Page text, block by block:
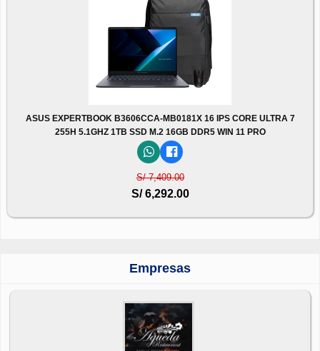
ASUS EXPERTBOOK B3606CCA-MB0181X 16 IPS CORE ULTRA 7
255H 5.1GHZ 1TB SSD M.2 16GB DDR5 WIN 11 PRO
S/ 7,409.00
S/ 6,292.00
Empresas